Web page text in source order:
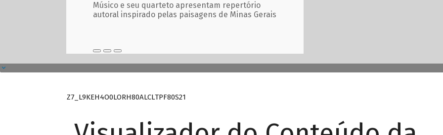
Músico e seu quarteto apresentam repertório
autoral inspirado pelas paisagens de Minas Gerais
Z7_L9KEH4O0LORH80ALCLTPF80S21